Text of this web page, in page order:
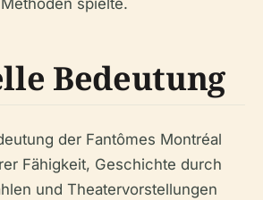
spielte.
Bedeutung
der Fantômes Montréal
Fähigkeit, Geschichte durch
und Theatervorstellungen